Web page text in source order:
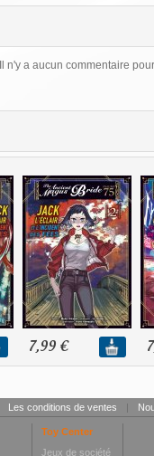
Il n'y a aucun commentaire
7,99 €
Les conditions de ventes |
Toy Center
Jeux de société